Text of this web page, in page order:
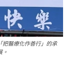
把醫療化作善行」的承
。